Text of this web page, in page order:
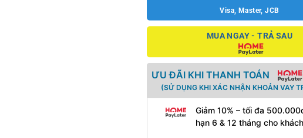
Visa, Master, JCB
MUA NGAY - TRẢ SAU
ƯU ĐÃI KHI THANH TOÁN
(SỬ DỤNG KHI XÁC NHẬN KHOẢN VAY
Giảm 10% – tối đa
hạn 6 & 12 tháng cho